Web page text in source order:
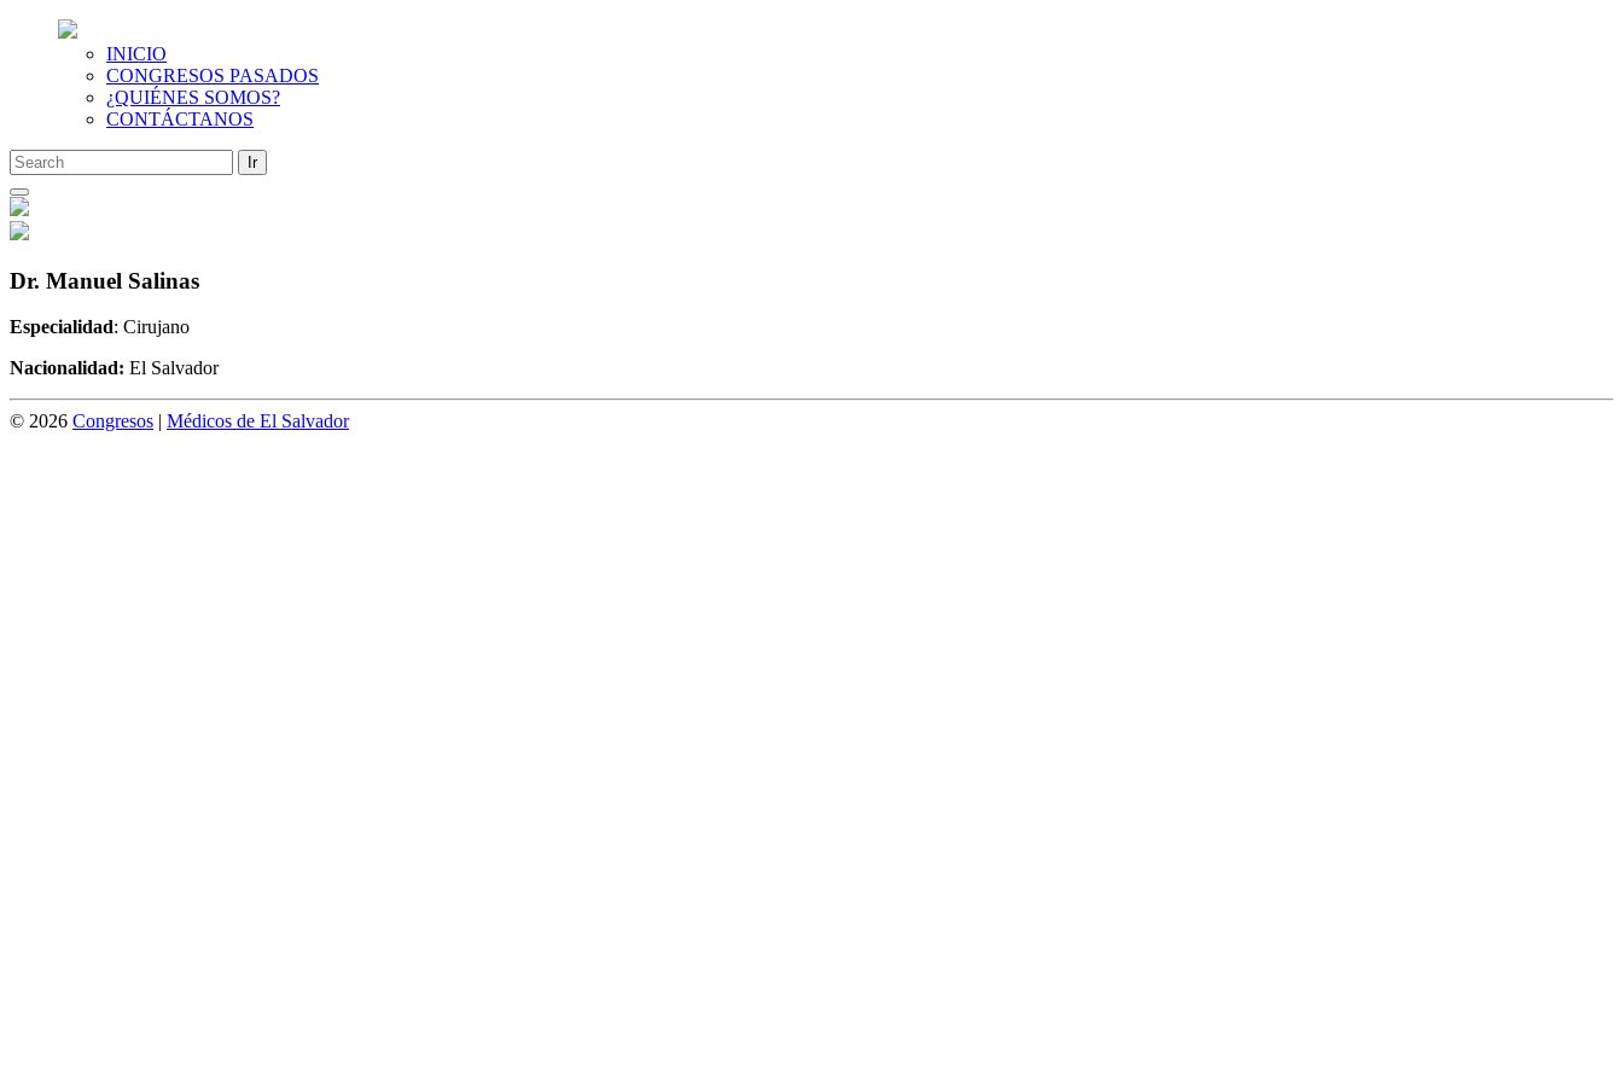
INICIO
CONGRESOS PASADOS
¿QUIÉNES SOMOS?
CONTÁCTANOS
Saltar
al
contenido
Dr. Manuel Salinas
Especialidad: Cirujano
Nacionalidad: El Salvador
© 2026 Congresos | Médicos de El Salvador